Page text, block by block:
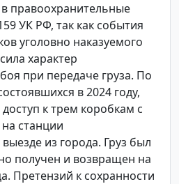
правоохранительные
УК РФ, так как события
уголовно наказуемого
характер
при передаче груза. По
в 2024 году,
к трем коробкам с
станции
из города. Груз был
получен и возвращен на
Претензий к сохранности